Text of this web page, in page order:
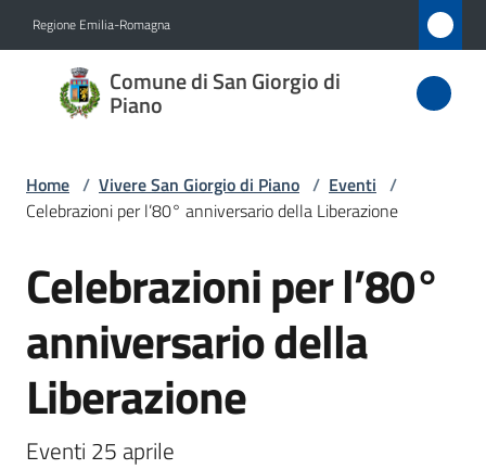
Regione Emilia-Romagna
Comune di San Giorgio di
Piano
Comune
di San
di Piano
Amministrazione
Servizi
Vivere
Home / Vivere San Giorgio di Piano / Eventi /
Celebrazioni per l’80° anniversario della Liberazione
Salta al contenuto
Celebrazioni per l’80°
anniversario della
Liberazione
Eventi 25 aprile